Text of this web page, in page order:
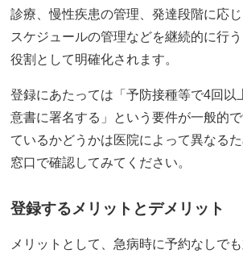
診療、慢性疾患の管理、発達段階に応
スケジュールの管理などを継続的に行
役割として明確化されます。
登録にあたっては「予防接種等で4回以
意書に署名する」という要件が一般的
ているかどうかは医院によって異なる
窓口で確認してみてください。
登録するメリットとデメリット
メリットとして、急病時に予約なしで